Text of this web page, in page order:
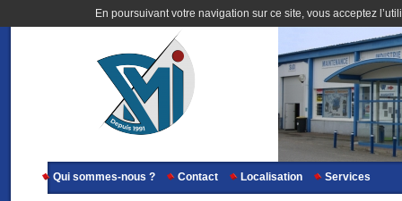
En poursuivant votre navigation sur ce site, vous acceptez
Qui sommes-nous ? Contact Localisation Services